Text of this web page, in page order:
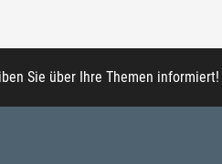
Sie über Ihre Themen informiert!